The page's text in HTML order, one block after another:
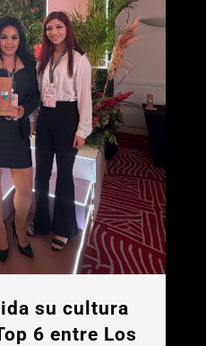
su cultura
6 entre Los